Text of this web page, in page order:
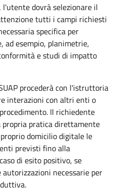
l'utente dovrà selezionare il
tutti i campi richiesti
specifica per
ad esempio, planimetrie,
e studi di impatto
procederà con l'istruttoria
interazioni con altri enti o
Il richiedente
pratica direttamente
domicilio digitale le
previsti fino alla
di esito positivo, se
necessarie per